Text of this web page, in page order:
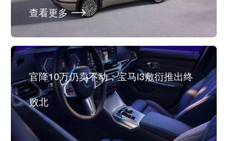
查看更多
官降10万仍卖不动，宝马i3敷衍推出终
败北